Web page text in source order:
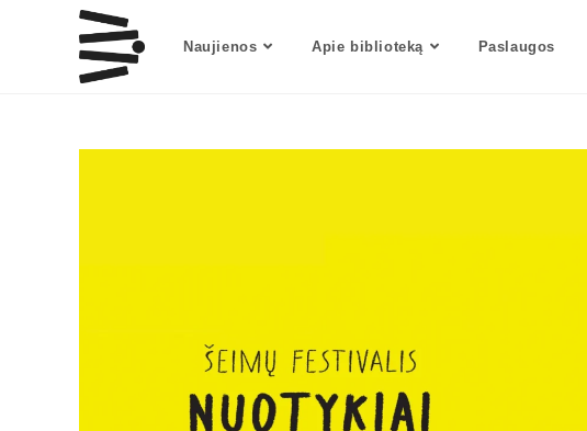
Naujienos Apie biblioteką Paslaugos